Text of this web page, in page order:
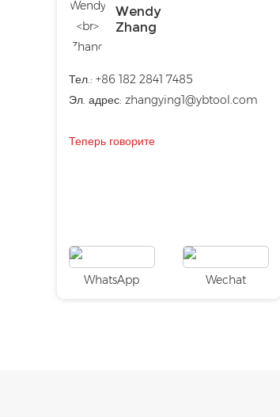
Wendy
Zhang
Тел.: +86 182 2841 7485
Эл. адрес: zhangying1@ybtool.com
Теперь говорите
WhatsApp Wechat